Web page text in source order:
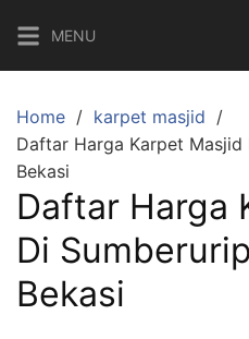
MENU
Home
karpet masjid
Daftar Harga Karpet
Bekasi
Daftar Harga
Di
Bekasi